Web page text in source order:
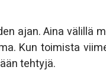
ajan. Aina välillä
Kun toimista
tehtyjä.